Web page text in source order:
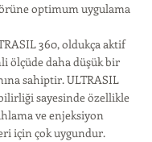
optimum uygulama
360, oldukça aktif
ölçüde daha düşük bir
sahiptir. ULTRASIL
sayesinde özellikle
ve enjeksiyon
için çok uygundur.